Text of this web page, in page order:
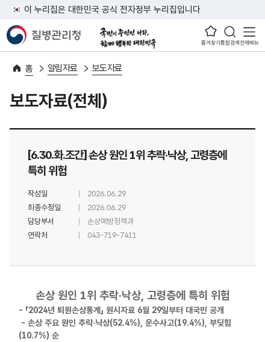
이 누리집은 대한민국 공식 전자정부 누리집입니다
즐겨찾기통합검색전체메뉴
홈 알림자료 보도자료
보도자료(전체)
[6.30.화.조간] 손상 원인 1위 추락·낙상, 고령층에
특히 위험
작성일
2026.06.29
최종수정일
2026.06.29
담당부서
손상예방정책과
연락처
043-719-7411
손상 원인 1위 추락·낙상, 고령층에 특히 위험
- 「2024년 퇴원손상통계」 원시자료 6월 29일부터 대국민 공개
- 손상 주요 원인 추락·낙상(52.4%), 운수사고(19.4%), 부딪힘
(10.7%) 순